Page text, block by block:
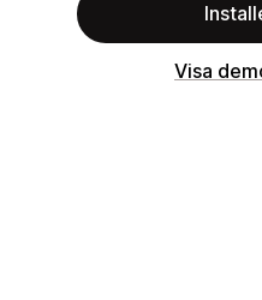
Visa